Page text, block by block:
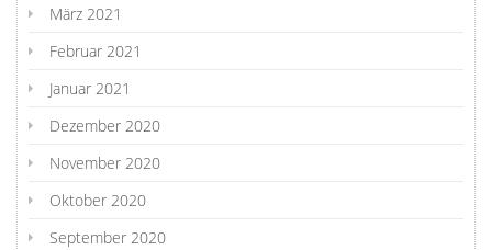
März 2021
Februar 2021
Januar 2021
Dezember 2020
November 2020
Oktober 2020
September 2020